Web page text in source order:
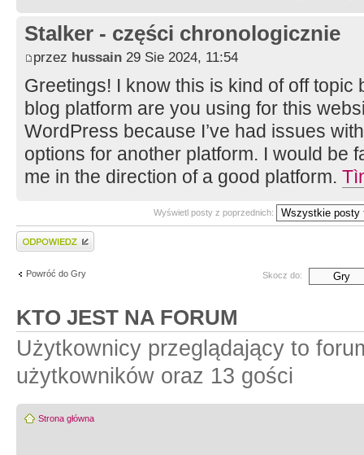
Stalker - części chronologicznie
przez hussain 29 Sie 2024, 11:54
Greetings! I know this is kind of off topic
blog platform are you using for this
WordPress because I’ve had issues
options for another platform. I would be
me in the direction of a good platform.
Wyświetl posty z poprzednich:
Wyślij odpowiedź
Powróć do Gry Skocz do:
KTO JEST NA FORUM
Użytkownicy przeglądający to
użytkowników oraz 13 gości
Strona główna